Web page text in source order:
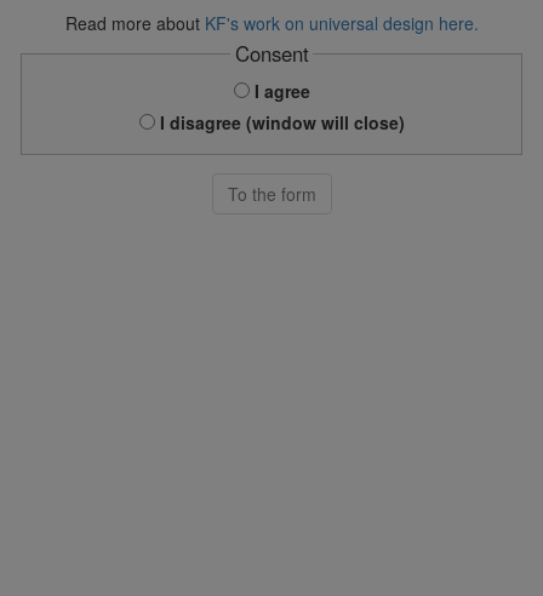
Read more about KF's work on universal design here.
Consent
I agree
I disagree (window will close)
To the form